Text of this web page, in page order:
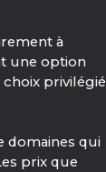
à
une option
privilégié
domaines qui
prix que